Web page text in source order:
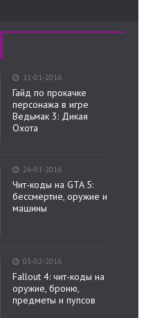
11-01-2016
Гайд по прокачке
персонажа в игре
Ведьмак 3: Дикая
Охота
26-01-2016
Чит-коды на GTA 5:
бессмертие, оружие и
машины
03-02-2016
Fallout 4: чит-коды на
оружие, броню,
предметы и пупсов